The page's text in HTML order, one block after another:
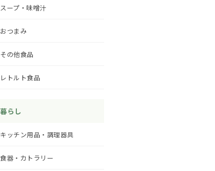
スープ・味噌汁
おつまみ
その他食品
レトルト食品
暮らし
キッチン用品・調理器具
食器・カトラリー